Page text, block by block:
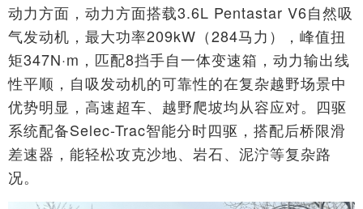
动力方面，动力方面搭载3.6L Pentastar V6自然吸
气发动机，最大功率209kW（284马力），峰值扭
矩347N·m，匹配8挡手自一体变速箱，动力输出线
性平顺，自吸发动机的可靠性的在复杂越野场景中
优势明显，高速超车、越野爬坡均从容应对。四驱
系统配备Selec-Trac智能分时四驱，搭配后桥限滑
差速器，能轻松攻克沙地、岩石、泥泞等复杂路
况。